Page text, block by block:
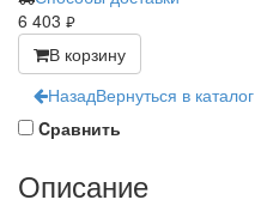
6 403 руб.
В корзину
НазадВернуться в каталог
Cравнить
Описание